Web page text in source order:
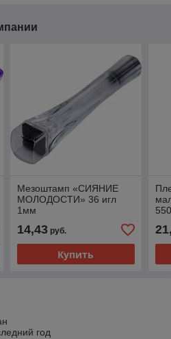
Мезоштамп «СИЯНИЕ
МОЛОДОСТИ» 36 игл
1мм
14,43руб.
Купить
год